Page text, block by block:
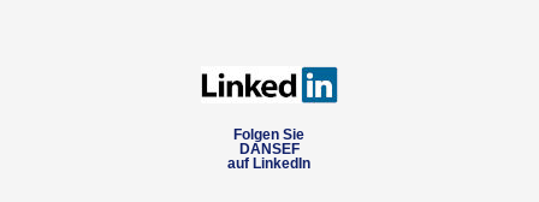
Folgen Sie
DANSEF
auf LinkedIn